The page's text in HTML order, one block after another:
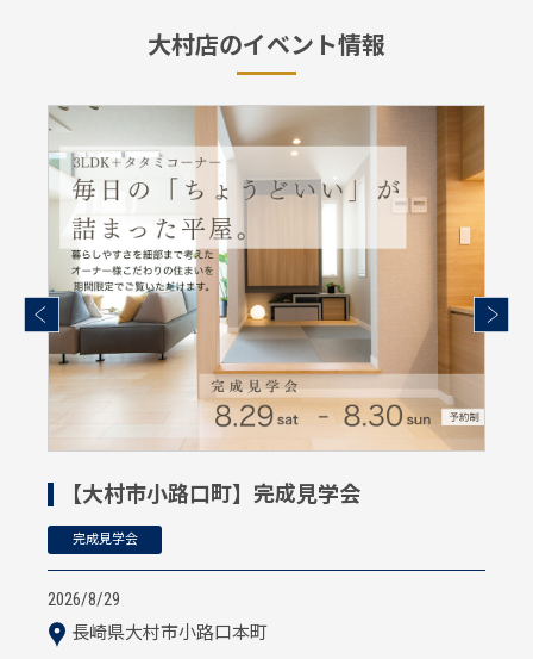
大村店のイベント情報
【大村市小路口町】完成見学会
完成見学会
2026/8/29
長崎県大村市小路口本町